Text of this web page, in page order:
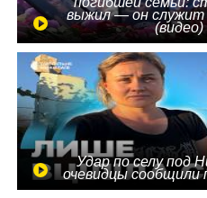
выжил — он служит
(видео)
Удар по селу под
очевидцы сообщили